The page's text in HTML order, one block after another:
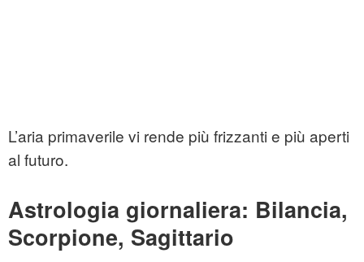
L’aria primaverile vi rende più frizzanti e più aperti
al futuro.
Astrologia giornaliera: Bilancia,
Scorpione, Sagittario